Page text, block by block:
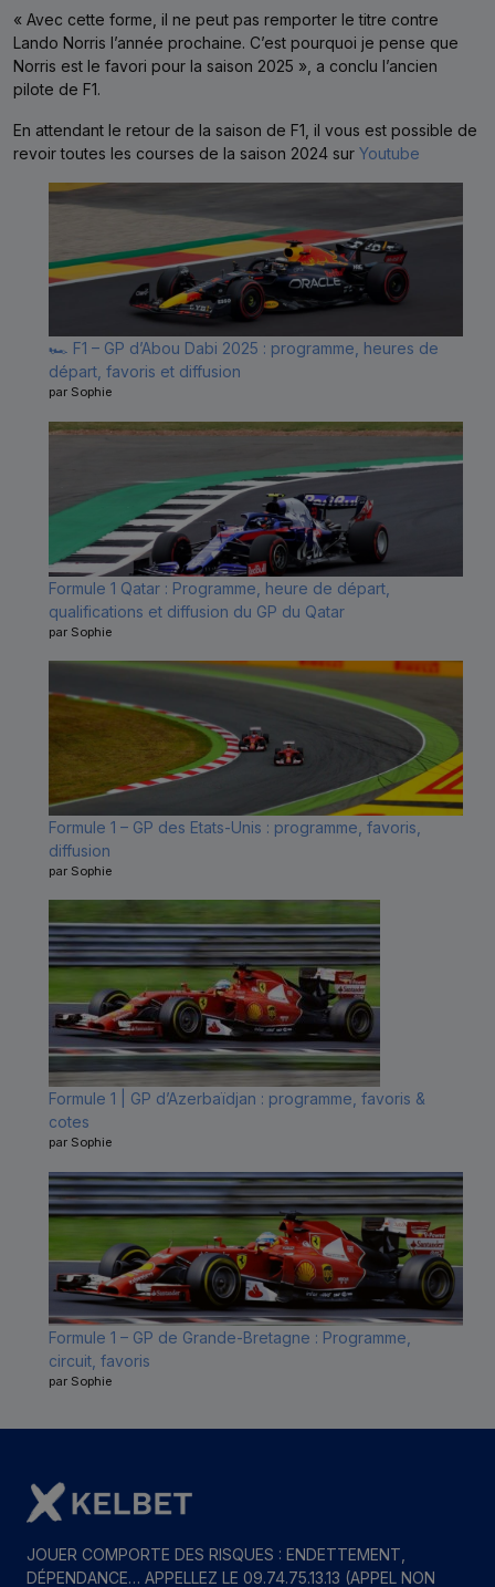
« Avec cette forme, il ne peut pas remporter le titre contre
Lando Norris l’année prochaine. C’est pourquoi je pense que
Norris est le favori pour la saison 2025 », a conclu l’ancien
pilote de F1.
En attendant le retour de la saison de F1, il vous est possible de
revoir toutes les courses de la saison 2024 sur Youtube
🏎️ F1 – GP d’Abou Dabi 2025 : programme, heures de
départ, favoris et diffusion
par Sophie
Formule 1 Qatar : Programme, heure de départ,
qualifications et diffusion du GP du Qatar
par Sophie
Formule 1 – GP des Etats-Unis : programme, favoris,
diffusion
par Sophie
Formule 1 | GP d’Azerbaïdjan : programme, favoris &
cotes
par Sophie
Formule 1 – GP de Grande-Bretagne : Programme,
circuit, favoris
par Sophie
JOUER COMPORTE DES RISQUES : ENDETTEMENT,
DÉPENDANCE… APPELLEZ LE 09.74.75.13.13 (APPEL NON